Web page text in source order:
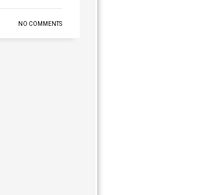
NO COMMENTS